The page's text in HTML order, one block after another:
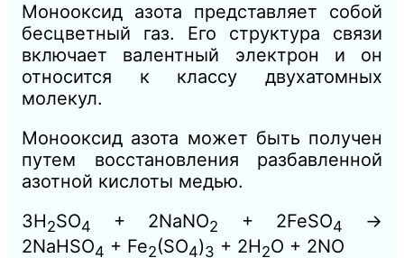
Монооксид азота представляет собой
бесцветный газ. Его структура связи
включает валентный электрон и он
относится к классу двухатомных
молекул.
Монооксид азота может быть получен
путем восстановления разбавленной
азотной кислоты медью.
3H2SO4 + 2NaNO2 + 2FeSO4
→
2NaHSO4 + Fe2(SO4)3 + 2H2O + 2NO